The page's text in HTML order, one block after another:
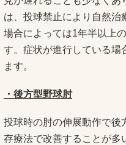
は、投球禁止により自然治
場合によっては1年半以上
す。症状が進行している場
ます。
・後方型野球肘
投球時の肘の伸展動作で後
存療法で改善することが多